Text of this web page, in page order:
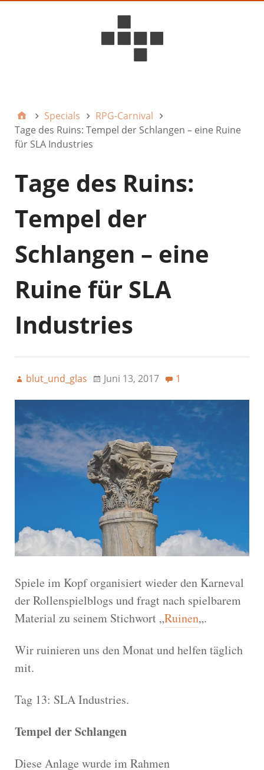
Specials
RPG-Carnival
Tage des Ruins: Tempel der Schlangen – eine Ruine
für SLA Industries
Tage des Ruins:
Tempel der
Schlangen – eine
Ruine für SLA
Industries
blut_und_glas Juni 13, 2017 1
Spiele im Kopf organisiert wieder den Karneval
der Rollenspielblogs und fragt nach spielbarem
Material zu seinem Stichwort „Ruinen„.
Wir ruinieren uns den Monat und helfen täglich
mit.
Tag 13: SLA Industries.
Tempel der Schlangen
Diese Anlage wurde im Rahmen